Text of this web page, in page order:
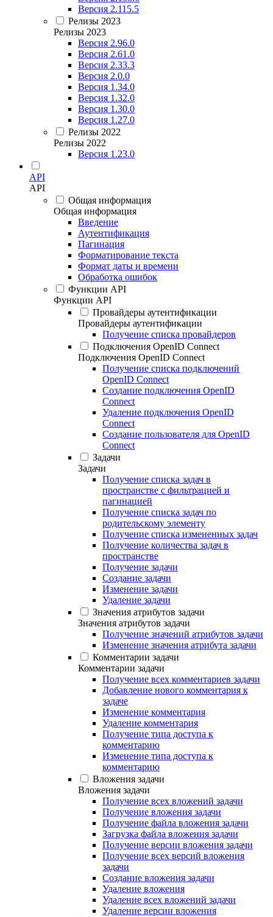
Версия 2.115.5
Релизы 2023
Релизы 2023
Версия 2.96.0
Версия 2.61.0
Версия 2.33.3
Версия 2.0.0
Версия 1.34.0
Версия 1.32.0
Версия 1.30.0
Версия 1.27.0
Релизы 2022
Релизы 2022
Версия 1.23.0
API
API
Общая информация
Общая информация
Введение
Аутентификация
Пагинация
Форматирование текста
Формат даты и времени
Обработка ошибок
Функции API
Функции API
Провайдеры аутентификации
Провайдеры аутентификации
Получение списка провайдеров
Подключения OpenID Connect
Подключения OpenID Connect
Получение списка подключений
OpenID Connect
Создание подключения OpenID
Connect
Удаление подключения OpenID
Connect
Создание пользователя для OpenID
Connect
Задачи
Задачи
Получение списка задач в
пространстве с фильтрацией и
пагинацией
Получение списка задач по
родительскому элементу
Получение списка измененных задач
Получение количества задач в
пространстве
Получение задачи
Создание задачи
Изменение задачи
Удаление задачи
Значения атрибутов задачи
Значения атрибутов задачи
Получение значений атрибутов задачи
Изменение значения атрибута задачи
Комментарии задачи
Комментарии задачи
Получение всех комментариев задачи
Добавление нового комментария к
задаче
Изменение комментария
Удаление комментария
Получение типа доступа к
комментарию
Изменение типа доступа к
комментарию
Вложения задачи
Вложения задачи
Получение всех вложений задачи
Получение вложения задачи
Получение файла вложения задачи
Загрузка файла вложения задачи
Получение версии вложения задачи
Получение всех версий вложения
задачи
Создание вложения задачи
Удаление вложения
Удаление всех вложений задачи
Удаление версии вложения